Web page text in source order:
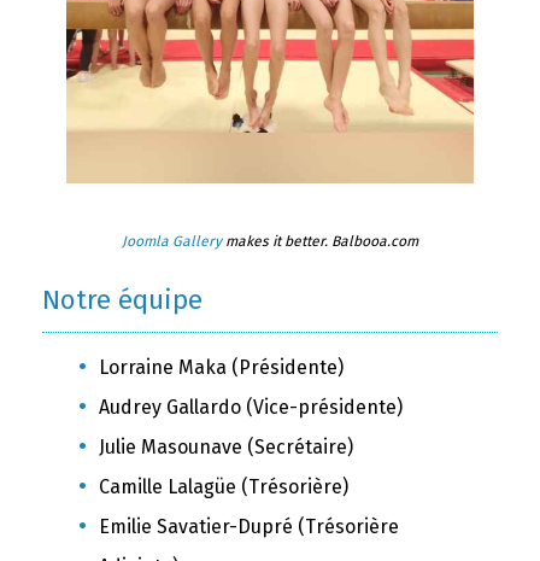
Joomla Gallerymakes it better. Balbooa.com
Notre équipe
Lorraine Maka (Présidente)
Audrey Gallardo (Vice-présidente)
Julie Masounave (Secrétaire)
Camille Lalagüe (Trésorière)
Emilie Savatier-Dupré (Trésorière